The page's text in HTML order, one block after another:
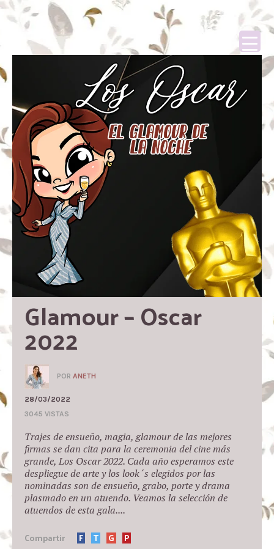
Glamour – Oscar
2022
POR ANETH
28/03/2022
3045 VISTAS
Trajes de ensueño, magia, glamour de las mejores
firmas se dan cita para la ceremonia del cine más
grande, Los Oscar 2022. Cada año esperamos este
despliegue de arte y los look´s elegidos por las
nominadas son de ensueño, grabo, porte y drama
plasmado en un atuendo. Veamos la selección de
atuendos de esta gala....
Compartir F T G P